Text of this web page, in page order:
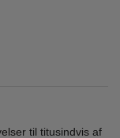
til titusindvis af